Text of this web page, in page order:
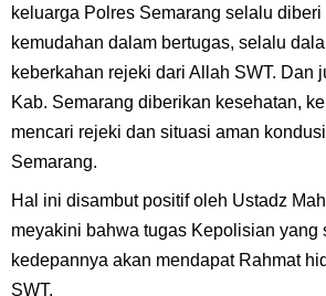
keluarga Polres Semarang selalu diberi
kemudahan dalam bertugas, selalu
keberkahan rejeki dari Allah SWT. Dan
Kab. Semarang diberikan kesehatan,
mencari rejeki dan situasi aman
Semarang.
Hal ini disambut positif oleh Ustadz
meyakini bahwa tugas Kepolisian yang
kedepannya akan mendapat Rahmat
SWT.